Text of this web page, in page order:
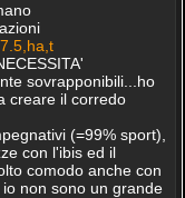
sovrapponibili...ho
creare il corredo
(=99% sport),
con l'ibis ed il
comodo anche con
non sono un grande